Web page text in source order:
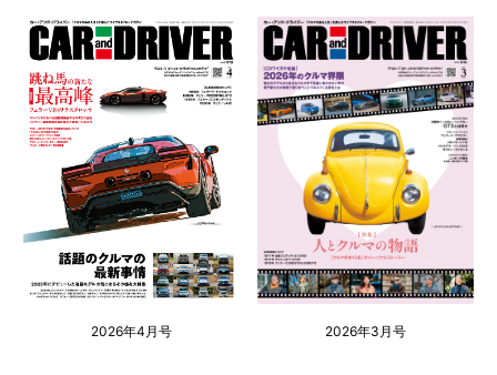
2026年4月号 2026年3月号